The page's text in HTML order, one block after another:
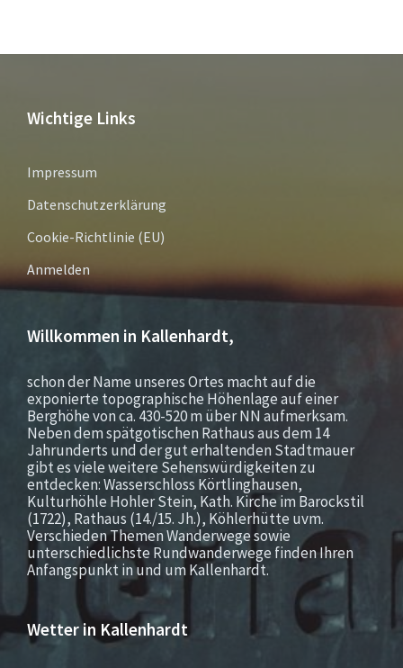
Wichtige Links
Impressum
Datenschutzerklärung
Cookie-Richtlinie (EU)
Anmelden
Willkommen in Kallenhardt,
schon der Name unseres Ortes macht auf die
exponierte topographische Höhenlage auf einer
Berghöhe von ca. 430-520 m über NN aufmerksam.
Neben dem spätgotischen Rathaus aus dem 14
Jahrunderts und der gut erhaltenden Stadtmauer
gibt es viele weitere Sehenswürdigkeiten zu
entdecken: Wasserschloss Körtlinghausen,
Kulturhöhle Hohler Stein, Kath. Kirche im Barockstil
(1722), Rathaus (14./15. Jh.), Köhlerhütte uvm.
Verschieden Themen Wanderwege sowie
unterschiedlichste Rundwanderwege finden Ihren
Anfangspunkt in und um Kallenhardt.
Wetter in Kallenhardt